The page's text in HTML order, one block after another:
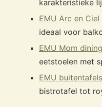
karakteristieke
EMU Arc en Ciel
ideaal voor
EMU Mom
eetstoelen met
EMU buitentafels
bistrotafel tot